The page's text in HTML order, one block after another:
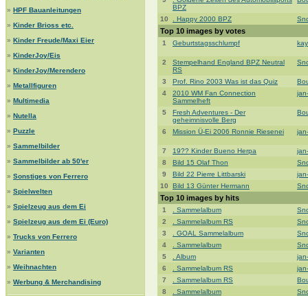
» HPF Bauanleitungen
» Kinder Brioss etc.
» Kinder Freude/Maxi Eier
» KinderJoy/Eis
» KinderJoy/Merendero
» Metallfiguren
» Multimedia
» Nutella
» Puzzle
» Sammelbilder
» Sammelbilder ab 50'er
» Sonstiges von Ferrero
» Spielwelten
» Spielzeug aus dem Ei
» Spielzeug aus dem Ei (Euro)
» Trucks von Ferrero
» Varianten
» Weihnachten
» Werbung & Merchandising
BPZ
10 . Happy 2000 BPZ
Top 10 images by votes
1 Geburtstagsschlumpf
2
Stempelhand England BPZ Neutral
RS
3 Prof. Rino 2003 Was ist das Quiz
4
2010 WM Fan Connection
Sammelheft
5
Fresh Adventures - Der
geheimnisvolle Berg
6 Mission Ü-Ei 2006 Ronnie Riesenei
7 19?? Kinder Bueno Herpa
8
Bild 15 Olaf Thon
9
Bild 22 Pierre Littbarski
10
Bild 13 Günter Hermann
Top 10 images by hits
1 . Sammelalbum
2
. Sammelalbum RS
3
. GOAL Sammelalbum
4
. Sammelalbum
5
. Album
6
. Sammelalbum RS
7
. Sammelalbum RS
8
. Sammelalbum